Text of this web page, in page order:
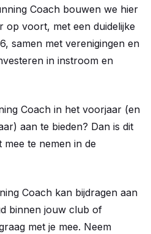
Coach bouwen we hier
op voort, met een duidelijke
samen met verenigingen en
in instroom en
Coach in het voorjaar (en
aan te bieden? Dan is dit
te nemen in de
Coach kan bijdragen aan
binnen jouw club of
met je mee. Neem